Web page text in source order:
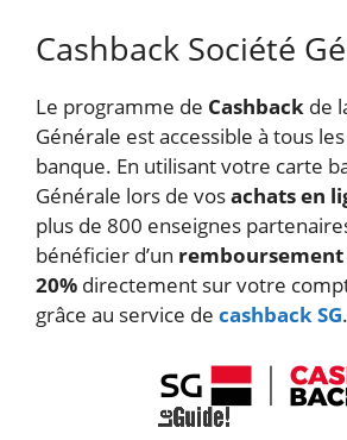
Cashback Société
Le programme de Cashback de
Générale est accessible à tous
banque. En utilisant votre carte
Générale lors de vosachats en
plus de 800 enseignes
bénéficier d’un remboursement
20% directement sur votre
grâce au service de cashback SG.